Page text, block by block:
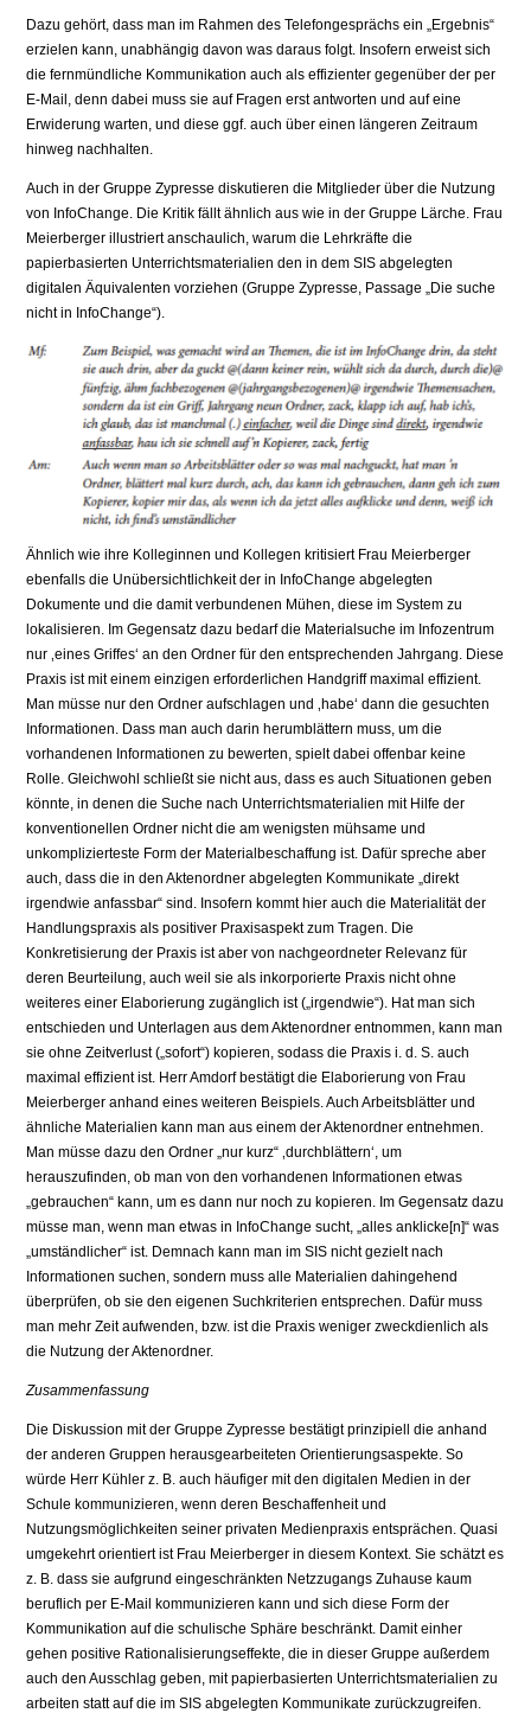
Dazu gehört, dass man im Rahmen des Telefongesprächs ein „Ergebnis“
erzielen kann, unabhängig davon was daraus folgt. Insofern erweist sich
die fernmündliche Kommunikation auch als effizienter gegenüber der per
E-Mail, denn dabei muss sie auf Fragen erst antworten und auf eine
Erwiderung warten, und diese ggf. auch über einen längeren Zeitraum
hinweg nachhalten.
Auch in der Gruppe Zypresse diskutieren die Mitglieder über die Nutzung
von InfoChange. Die Kritik fällt ähnlich aus wie in der Gruppe Lärche. Frau
Meierberger illustriert anschaulich, warum die Lehrkräfte die
papierbasierten Unterrichtsmaterialien den in dem SIS abgelegten
digitalen Äquivalenten vorziehen (Gruppe Zypresse, Passage „Die suche
nicht in InfoChange“).
Ähnlich wie ihre Kolleginnen und Kollegen kritisiert Frau Meierberger
ebenfalls die Unübersichtlichkeit der in InfoChange abgelegten
Dokumente und die damit verbundenen Mühen, diese im System zu
lokalisieren. Im Gegensatz dazu bedarf die Materialsuche im Infozentrum
nur ‚eines Griffes‘ an den Ordner für den entsprechenden Jahrgang. Diese
Praxis ist mit einem einzigen erforderlichen Handgriff maximal effizient.
Man müsse nur den Ordner aufschlagen und ‚habe‘ dann die gesuchten
Informationen. Dass man auch darin herumblättern muss, um die
vorhandenen Informationen zu bewerten, spielt dabei offenbar keine
Rolle. Gleichwohl schließt sie nicht aus, dass es auch Situationen geben
könnte, in denen die Suche nach Unterrichtsmaterialien mit Hilfe der
konventionellen Ordner nicht die am wenigsten mühsame und
unkomplizierteste Form der Materialbeschaffung ist. Dafür spreche aber
auch, dass die in den Aktenordner abgelegten Kommunikate „direkt
irgendwie anfassbar“ sind. Insofern kommt hier auch die Materialität der
Handlungspraxis als positiver Praxisaspekt zum Tragen. Die
Konkretisierung der Praxis ist aber von nachgeordneter Relevanz für
deren Beurteilung, auch weil sie als inkorporierte Praxis nicht ohne
weiteres einer Elaborierung zugänglich ist („irgendwie“). Hat man sich
entschieden und Unterlagen aus dem Aktenordner entnommen, kann man
sie ohne Zeitverlust („sofort“) kopieren, sodass die Praxis i. d. S. auch
maximal effizient ist. Herr Amdorf bestätigt die Elaborierung von Frau
Meierberger anhand eines weiteren Beispiels. Auch Arbeitsblätter und
ähnliche Materialien kann man aus einem der Aktenordner entnehmen.
Man müsse dazu den Ordner „nur kurz“ ‚durchblättern‘, um
herauszufinden, ob man von den vorhandenen Informationen etwas
„gebrauchen“ kann, um es dann nur noch zu kopieren. Im Gegensatz dazu
müsse man, wenn man etwas in InfoChange sucht, „alles anklicke[n]“ was
„umständlicher“ ist. Demnach kann man im SIS nicht gezielt nach
Informationen suchen, sondern muss alle Materialien dahingehend
überprüfen, ob sie den eigenen Suchkriterien entsprechen. Dafür muss
man mehr Zeit aufwenden, bzw. ist die Praxis weniger zweckdienlich als
die Nutzung der Aktenordner.
Zusammenfassung
Die Diskussion mit der Gruppe Zypresse bestätigt prinzipiell die anhand
der anderen Gruppen herausgearbeiteten Orientierungsaspekte. So
würde Herr Kühler z. B. auch häufiger mit den digitalen Medien in der
Schule kommunizieren, wenn deren Beschaffenheit und
Nutzungsmöglichkeiten seiner privaten Medienpraxis entsprächen. Quasi
umgekehrt orientiert ist Frau Meierberger in diesem Kontext. Sie schätzt es
z. B. dass sie aufgrund eingeschränkten Netzzugangs Zuhause kaum
beruflich per E-Mail kommunizieren kann und sich diese Form der
Kommunikation auf die schulische Sphäre beschränkt. Damit einher
gehen positive Rationalisierungseffekte, die in dieser Gruppe außerdem
auch den Ausschlag geben, mit papierbasierten Unterrichtsmaterialien zu
arbeiten statt auf die im SIS abgelegten Kommunikate zurückzugreifen.